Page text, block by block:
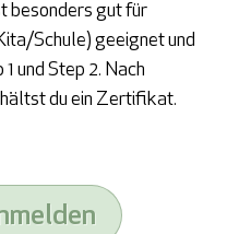
besonders gut für
Schule) geeignet und
und Step 2. Nach
du ein Zertifikat.